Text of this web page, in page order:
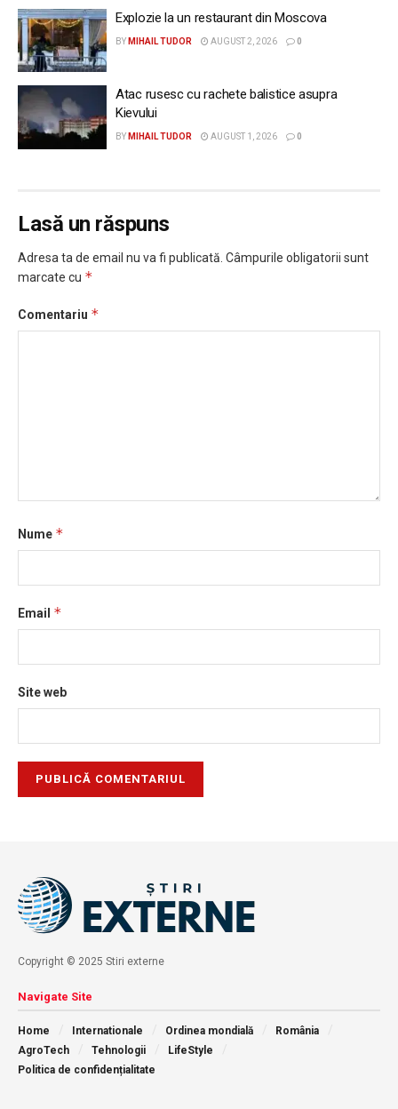
Explozie la un restaurant din Moscova
BY MIHAIL TUDOR AUGUST 2, 2026 0
Atac rusesc cu rachete balistice asupra
Kievului
BY MIHAIL TUDOR AUGUST 1, 2026 0
Lasă un răspuns
Adresa ta de email nu va fi publicată. Câmpurile obligatorii sunt
marcate cu *
Comentariu *
Nume *
Email *
Site web
Copyright © 2025 Stiri externe
Navigate Site
Home Internationale Ordinea mondială
România
AgroTech
Tehnologii
LifeStyle
Politica de confidențialitate